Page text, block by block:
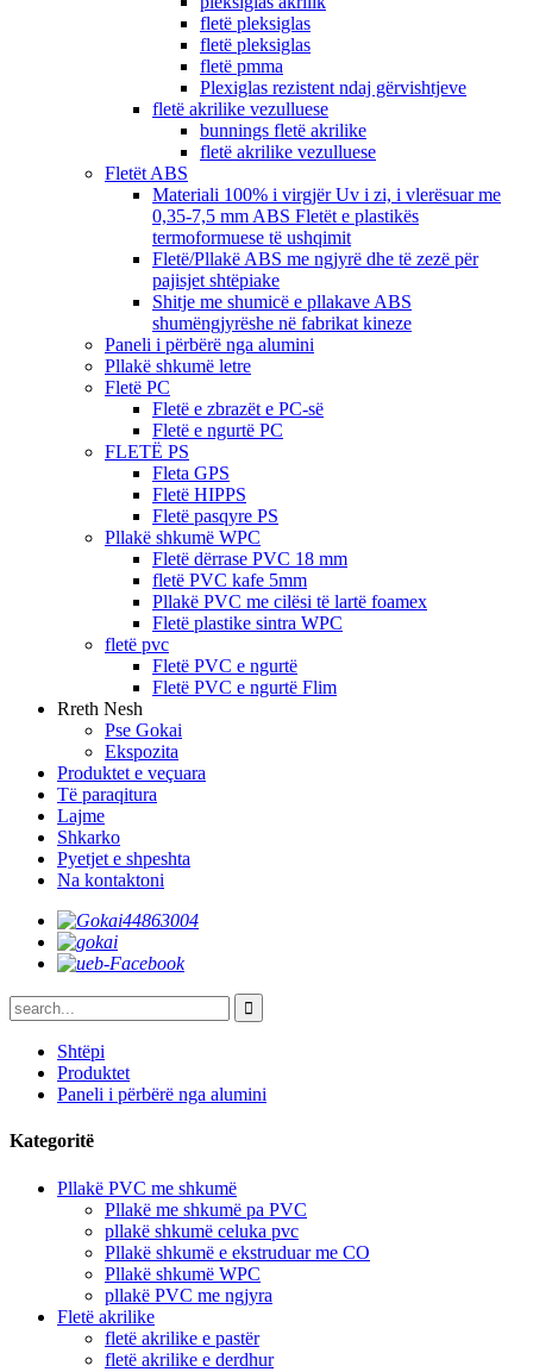
fletë pleksiglas
fletë pleksiglas
fletë pmma
Plexiglas rezistent ndaj gërvishtjeve
fletë akrilike vezulluese
bunnings fletë akrilike
fletë akrilike vezulluese
Fletët ABS
Materiali 100% i virgjër Uv i zi, i vlerësuar me
0,35-7,5 mm ABS Fletët e plastikës
termoformuese të ushqimit
Fletë/Pllakë ABS me ngjyrë dhe të zezë për
pajisjet shtëpiake
Shitje me shumicë e pllakave ABS
shumëngjyrëshe në fabrikat kineze
Paneli i përbërë nga alumini
Pllakë shkumë letre
Fletë PC
Fletë e zbrazët e PC-së
Fletë e ngurtë PC
FLETË PS
Fleta GPS
Fletë HIPPS
Fletë pasqyre PS
Pllakë shkumë WPC
Fletë dërrase PVC 18 mm
fletë PVC kafe 5mm
Pllakë PVC me cilësi të lartë foamex
Fletë plastike sintra WPC
fletë pvc
Fletë PVC e ngurtë
Fletë PVC e ngurtë Flim
Rreth Nesh
Pse Gokai
Ekspozita
Produktet e veçuara
Të paraqitura
Lajme
Shkarko
Pyetjet e shpeshta
Na kontaktoni
Shtëpi
Produktet
Paneli i përbërë nga alumini
Kategoritë
Pllakë PVC me shkumë
Pllakë me shkumë pa PVC
pllakë shkumë celuka pvc
Pllakë shkumë e ekstruduar me CO
Pllakë shkumë WPC
pllakë PVC me ngjyra
Fletë akrilike
fletë akrilike e pastër
fletë akrilike e derdhur